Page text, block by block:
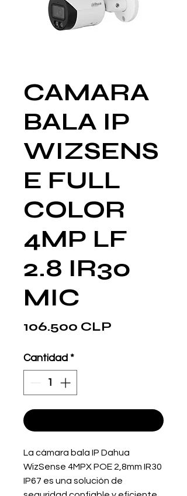
CAMARA
BALA IP
WIZSENS
E FULL
COLOR
4MP LF
2.8 IR30
MIC
106.500 CLP
Cantidad *
La cámara bala IP Dahua
WizSense 4MPX POE 2,8mm IR30
IP67 es una solución de